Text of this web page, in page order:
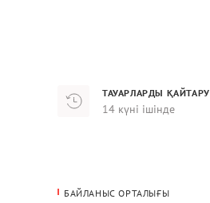
ТАУАРЛАРДЫ ҚАЙТАРУ
14 күні ішінде
БАЙЛАНЫС ОРТАЛЫҒЫ